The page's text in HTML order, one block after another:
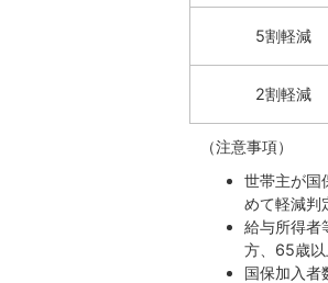
5割軽減
2割軽減
（注意事項）
世帯主が国
めて軽減判
給与所得者
方、65歳以
国保加入者